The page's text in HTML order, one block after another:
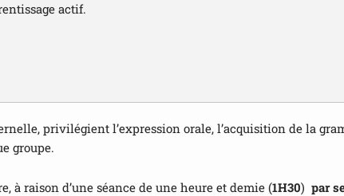
actif.
privilégient l’expression orale, l’acquisition de la
groupe.
à raison d’une séance de une heure et demie (1H30) par